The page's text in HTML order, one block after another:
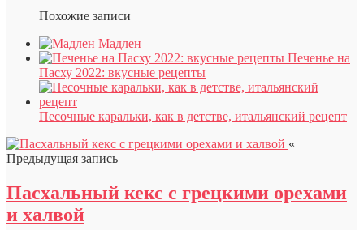
Похожие записи
Мадлен
Печенье на
Пасху 2022: вкусные рецепты
Песочные каральки, как в детстве, итальянский рецепт
«
Предыдущая запись
Пасхальный кекс с грецкими орехами
и халвой